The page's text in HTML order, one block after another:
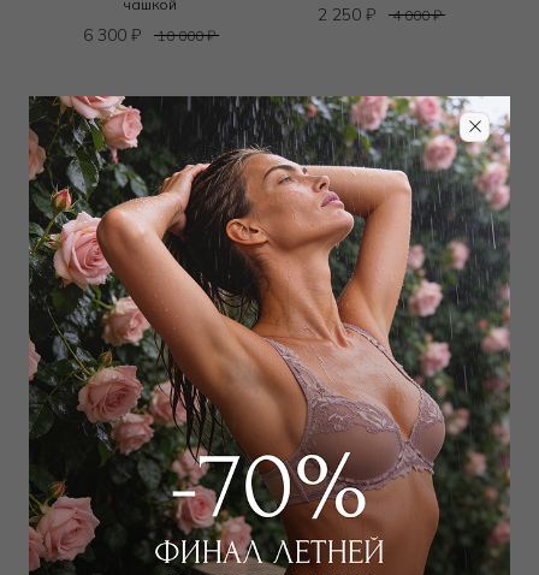
чашкой
6 300 ₽ 10 000₽
2 250 ₽ 4 000₽
WILD ORCHID
Лиф топ
4 950 8 000₽